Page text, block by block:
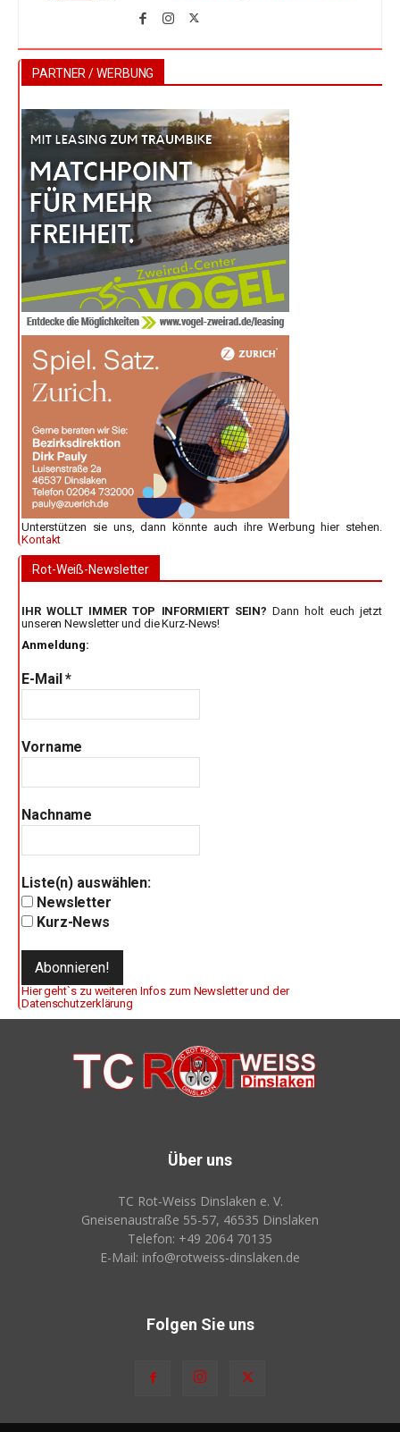
PARTNER / WERBUNG
Unterstützen sie uns, dann könnte auch ihre Werbung hier stehen.
Kontakt
Rot-Weiß-Newsletter
IHR WOLLT IMMER TOP INFORMIERT SEIN? Dann holt euch jetzt
unseren Newsletter und die Kurz-News!
Anmeldung:
E-Mail*
Vorname
Nachname
Liste(n) auswählen:
Newsletter
Kurz-News
Hier geht`s zu weiteren Infos zum Newsletter und der
Datenschutzerklärung
Über uns
TC Rot‑Weiss Dinslaken e. V.
Gneisenaustraße 55-57, 46535 Dinslaken
Telefon: +49 2064 70135
E-Mail: info@rotweiss‑dinslaken.de
Folgen Sie uns